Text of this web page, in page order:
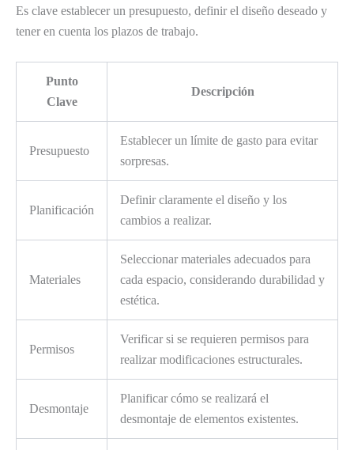
Es clave establecer un presupuesto, definir el diseño deseado y
tener en cuenta los plazos de trabajo.
Punto
Clave
Descripción
Presupuesto
Establecer un límite de gasto para evitar
sorpresas.
Planificación
Definir claramente el diseño y los
cambios a realizar.
Materiales
Seleccionar materiales adecuados para
cada espacio, considerando durabilidad y
estética.
Permisos
Verificar si se requieren permisos para
realizar modificaciones estructurales.
Desmontaje
Planificar cómo se realizará el
desmontaje de elementos existentes.